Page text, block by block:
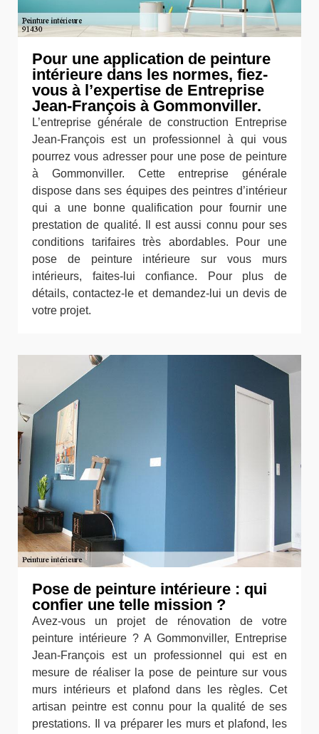
Pour une application de peinture
intérieure dans les normes, fiez-
vous à l’expertise de Entreprise
Jean-François à Gommonviller.
L’entreprise générale de construction Entreprise
Jean-François est un professionnel à qui vous
pourrez vous adresser pour une pose de peinture
à Gommonviller. Cette entreprise générale
dispose dans ses équipes des peintres d’intérieur
qui a une bonne qualification pour fournir une
prestation de qualité. Il est aussi connu pour ses
conditions tarifaires très abordables. Pour une
pose de peinture intérieure sur vous murs
intérieurs, faites-lui confiance. Pour plus de
détails, contactez-le et demandez-lui un devis de
votre projet.
Pose de peinture intérieure : qui
confier une telle mission ?
Avez-vous un projet de rénovation de votre
peinture intérieure ? A Gommonviller, Entreprise
Jean-François est un professionnel qui est en
mesure de réaliser la pose de peinture sur vous
murs intérieurs et plafond dans les règles. Cet
artisan peintre est connu pour la qualité de ses
prestations. Il va préparer les murs et plafond, les